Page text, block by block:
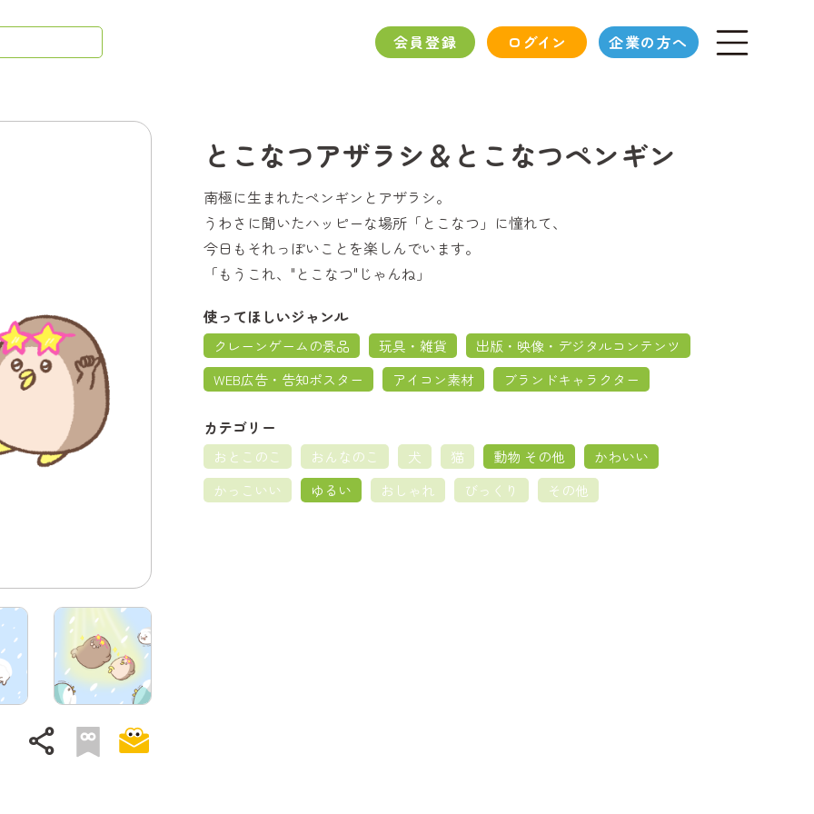
会員登録 ログイン 企業の方へ
share
とこなつアザラシ＆とこなつペンギン
南極に生まれたペンギンとアザラシ。
うわさに聞いたハッピーな場所「とこなつ」に憧れて、
今日もそれっぽいことを楽しんでいます。
「もうこれ、"とこなつ"じゃんね」
使ってほしいジャンル
クレーンゲームの景品 玩具・雑貨
出版・映像・デジタルコンテンツ
WEB広告・告知ポスター
アイコン素材 ブランドキャラクター
カテゴリー
おとこのこ おんなのこ 犬 猫 動物 その他
かわいい
かっこいい
ゆるい おしゃれ びっくり その他